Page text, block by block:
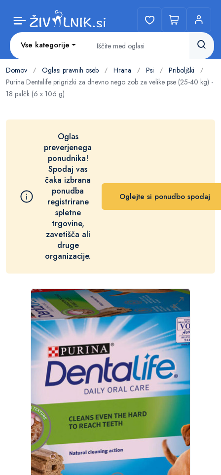
Vse kategorije
Domov / Oglasi pravnih oseb / Hrana / Psi / Priboljški /
Purina Dentalife prigrizki za dnevno nego zob za velike pse (25-40 kg) -
18 palčk (6 x 106 g)
Oglas
preverjenega
ponudnika!
Spodaj vas
čaka izbrana
ponudba
registrirane
spletne
trgovine,
zavetišča ali
druge
organizacije.
Oglejte si ponudbo spodaj